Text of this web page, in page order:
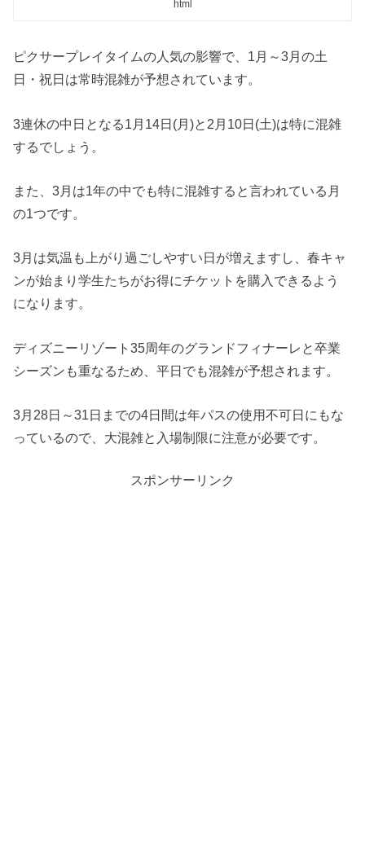
html
ピクサープレイタイムの人気の影響で、1月～3月の土
日・祝日は常時混雑が予想されています。
3連休の中日となる1月14日(月)と2月10日(土)は特に混雑
するでしょう。
また、3月は1年の中でも特に混雑すると言われている月
の1つです。
3月は気温も上がり過ごしやすい日が増えますし、春キャ
ンが始まり学生たちがお得にチケットを購入できるよう
になります。
ディズニーリゾート35周年のグランドフィナーレと卒業
シーズンも重なるため、平日でも混雑が予想されます。
3月28日～31日までの4日間は年パスの使用不可日にもな
っているので、大混雑と入場制限に注意が必要です。
スポンサーリンク